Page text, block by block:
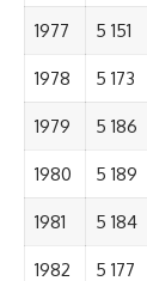
1977 5 151
1978 5 173
1979 5 186
1980 5 189
1981 5 184
1982 5 177